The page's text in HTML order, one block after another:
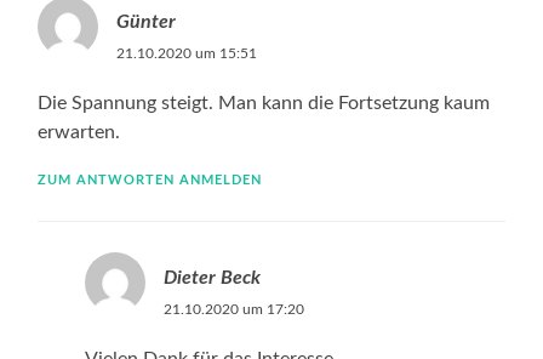
Günter
21.10.2020 um 15:51
Die Spannung steigt. Man kann die Fortsetzung kaum
erwarten.
ZUM ANTWORTEN ANMELDEN
Dieter Beck
21.10.2020 um 17:20